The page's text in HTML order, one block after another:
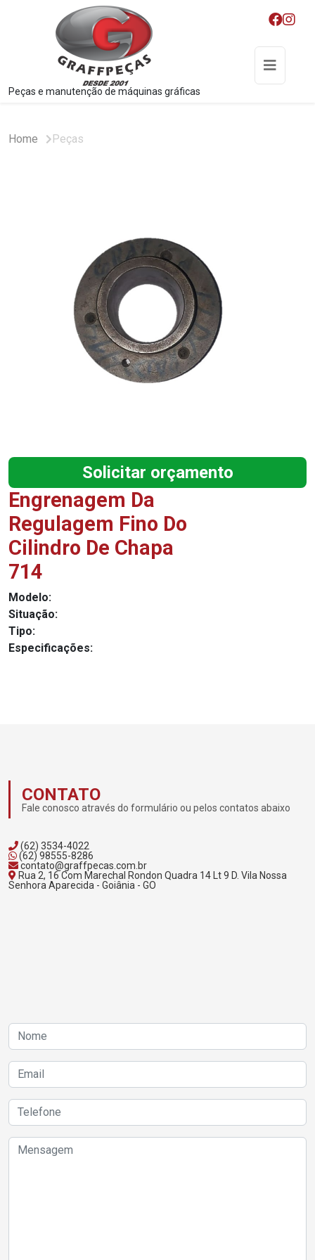
Peças e manutenção de máquinas gráficas
Home Peças
Solicitar orçamento
Engrenagem Da
Regulagem Fino Do
Cilindro De Chapa
714
Modelo:
Situação:
Tipo:
Especificações:
CONTATO
Fale conosco através do formulário ou pelos contatos abaixo
(62) 3534-4022
(62) 98555-8286
contato@graffpecas.com.br
Rua 2, 16 Com Marechal Rondon Quadra 14 Lt 9 D. Vila Nossa
Senhora Aparecida - Goiânia - GO